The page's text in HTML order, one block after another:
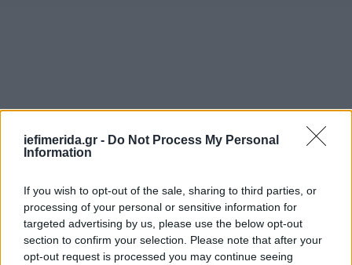
iefimerida.gr - Do Not Process My Personal
Information
If you wish to opt-out of the sale, sharing to third parties, or
processing of your personal or sensitive information for
targeted advertising by us, please use the below opt-out
section to confirm your selection. Please note that after your
opt-out request is processed you may continue seeing